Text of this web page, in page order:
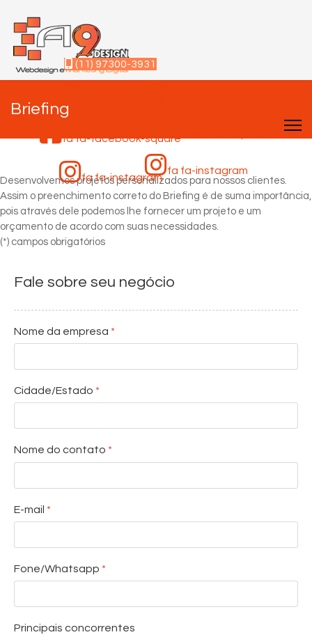
(11) 97300-3931
fa fa-facebook-square
fa fa-instagram
fa fa-instagram
Briefing
Desenvolvemos projetos personalizados para nossos clientes.
Assim o preenchimento correto do Briefing é de suma importância,
pois através dele podemos lhe fornecer um projeto e um
orçamento de acordo com suas necessidades.
(*) campos obrigatórios
Fale sobre seu negócio
Nome da empresa *
Cidade/Estado *
Nome do contato *
E-mail *
Fone/Whatsapp *
Principais concorrentes